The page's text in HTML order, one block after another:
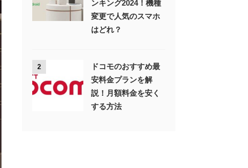
ンキング2024！機種
変更で人気のスマホ
はどれ？
2
ドコモのおすすめ最
安料金プランを解
説！月額料金を安く
する方法